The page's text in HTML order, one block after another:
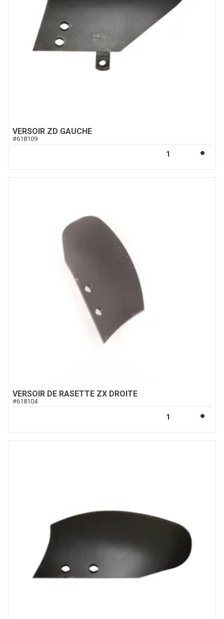
VERSOIR ZD GAUCHE
#618109
VERSOIR DE RASETTE ZX DROITE
#618104